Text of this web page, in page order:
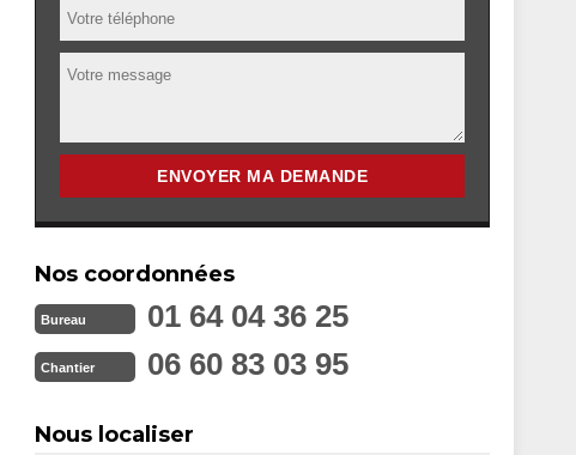
Nos coordonnées
Bureau 01 64 04 36 25
Chantier 06 60 83 03 95
Nous localiser